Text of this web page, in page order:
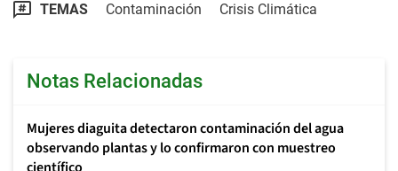
TEMAS Contaminación Crisis Climática
Notas Relacionadas
Mujeres diaguita detectaron contaminación del agua
observando plantas y lo confirmaron con muestreo